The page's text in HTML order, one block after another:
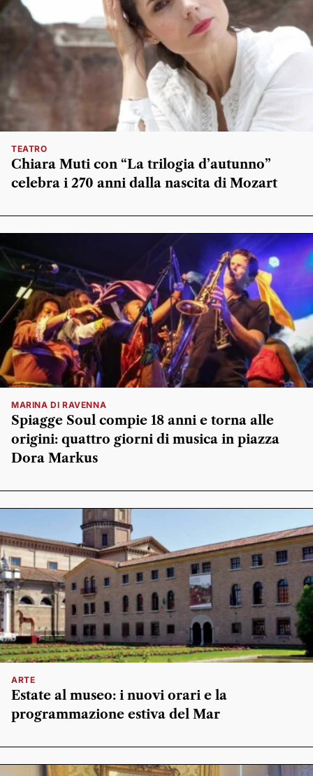
TEATRO
Chiara Muti con “La trilogia d’autunno”
celebra i 270 anni dalla nascita di Mozart
MARINA DI RAVENNA
Spiagge Soul compie 18 anni e torna alle
origini: quattro giorni di musica in piazza
Dora Markus
ARTE
Estate al museo: i nuovi orari e la
programmazione estiva del Mar